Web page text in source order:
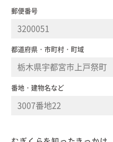
郵便番号
都道府県・市町村・町域
番地・建物名など